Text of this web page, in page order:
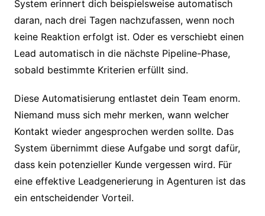
System erinnert dich beispielsweise automatisch
daran, nach drei Tagen nachzufassen, wenn noch
keine Reaktion erfolgt ist. Oder es verschiebt einen
Lead automatisch in die nächste Pipeline-Phase,
sobald bestimmte Kriterien erfüllt sind.
Diese Automatisierung entlastet dein Team enorm.
Niemand muss sich mehr merken, wann welcher
Kontakt wieder angesprochen werden sollte. Das
System übernimmt diese Aufgabe und sorgt dafür,
dass kein potenzieller Kunde vergessen wird. Für
eine effektive Leadgenerierung in Agenturen ist das
ein entscheidender Vorteil.